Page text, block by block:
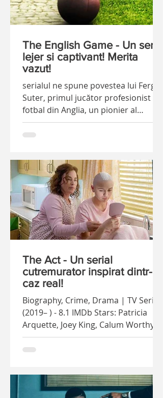
The English Game - Un serial
lejer si captivant! Merita
vazut!
serialul ne spune povestea lui Fergis
Suter, primul jucător profesionist de
fotbal din Anglia, un pionier al
fotbalului englez şi considerat
The Act - Un serial
cutremurator inspirat dintr-un
caz real!
Biography, Crime, Drama | TV Series
(2019– ) - 8.1 IMDb Stars: Patricia
Arquette, Joey King, Calum Worthy La
un an dupa ce rupt audienta...